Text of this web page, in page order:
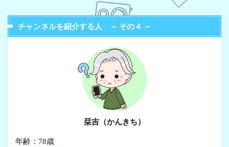
チャンネルを紹介する人 ～ その４ ～
栞吉（かんきち）
年齢：78歳